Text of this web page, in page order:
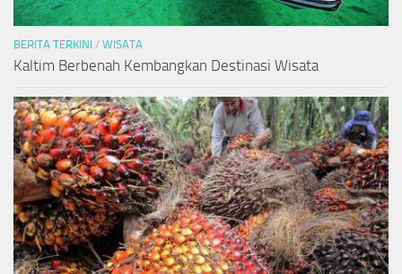
BERITA TERKINI / WISATA
Kaltim Berbenah Kembangkan Destinasi Wisata